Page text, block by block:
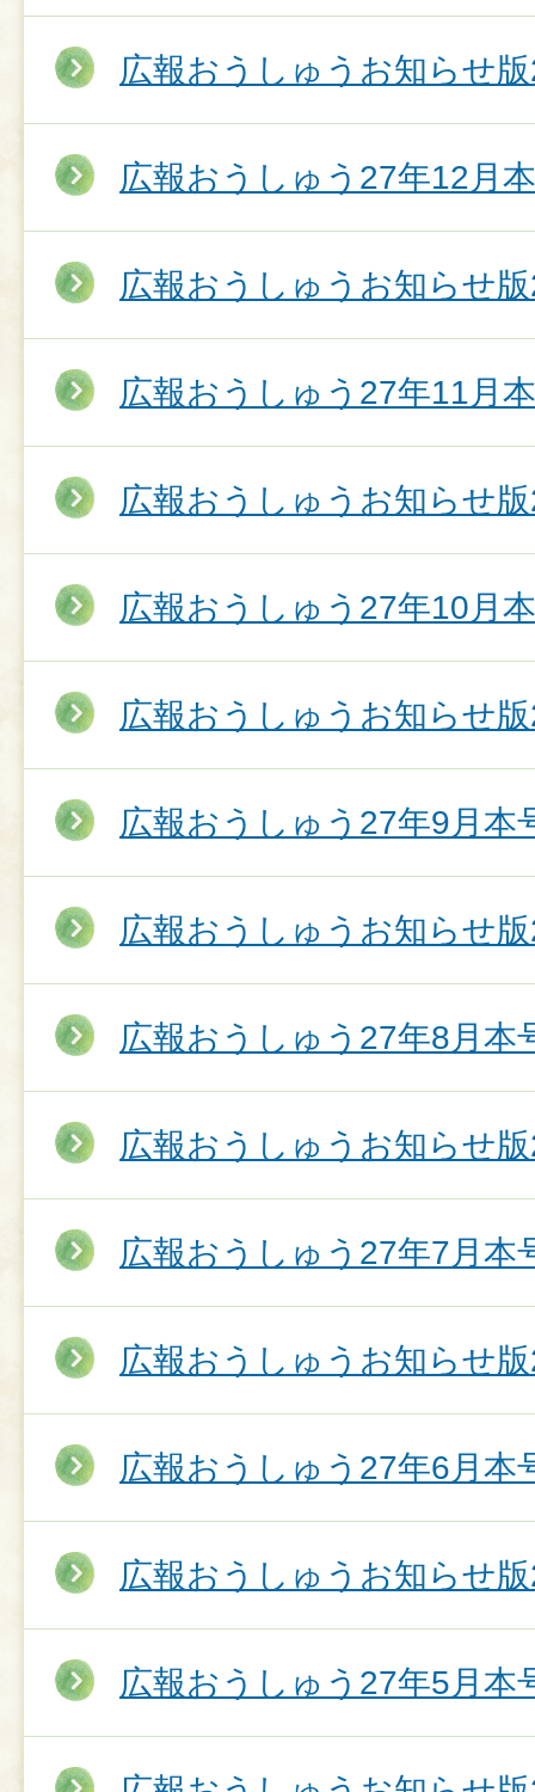
広報おうしゅうお知らせ
広報おうしゅう27年12月
広報おうしゅうお知らせ
広報おうしゅう27年11月
広報おうしゅうお知らせ
広報おうしゅう27年10月
広報おうしゅうお知らせ
広報おうしゅう27年9月本
広報おうしゅうお知らせ
広報おうしゅう27年8月本
広報おうしゅうお知らせ
広報おうしゅう27年7月本
広報おうしゅうお知らせ
広報おうしゅう27年6月本
広報おうしゅうお知らせ
広報おうしゅう27年5月本